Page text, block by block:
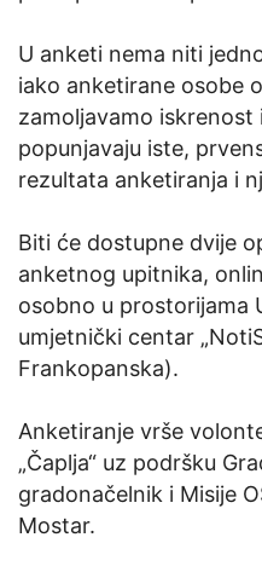
U anketi nema niti
iako anketirane osobe
zamoljavamo
popunjavaju iste,
rezultata anketiranja i
Biti će dostupne dvije
anketnog upitnika,
osobno u prostorijama
umjetnički centar
Frankopanska).
Anketiranje vrše
„Čaplja“ uz podršku
gradonačelnik i Misije
Mostar.